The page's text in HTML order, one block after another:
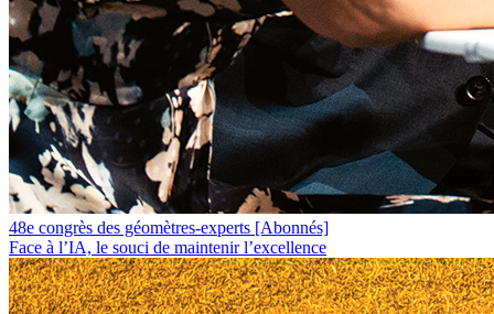
48e congrès des géomètres-experts [Abonnés]
Face à l’IA, le souci de maintenir l’excellence